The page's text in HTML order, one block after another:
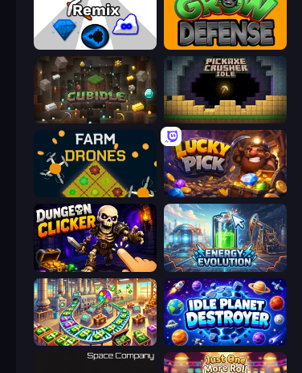
Idle Mine: Remix Grow Defense
Cubidle Pickaxe Crusher Idle
Farm Drones Lucky Pick
Dungeon Clicker Energy Evolution
Money Factory: Tycoon Idle Game Idle Planet Destroyer